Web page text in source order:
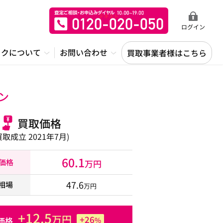
ログイン
について お問い合わせ 買取事業者様はこちら
買取価格
取成立 2021年7月)
格 60.1万円
場 47.6万円
格 +12.5万円 +26%